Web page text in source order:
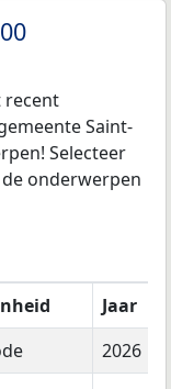
recent
Saint-
Selecteer
onderwerpen
Jaar
2026